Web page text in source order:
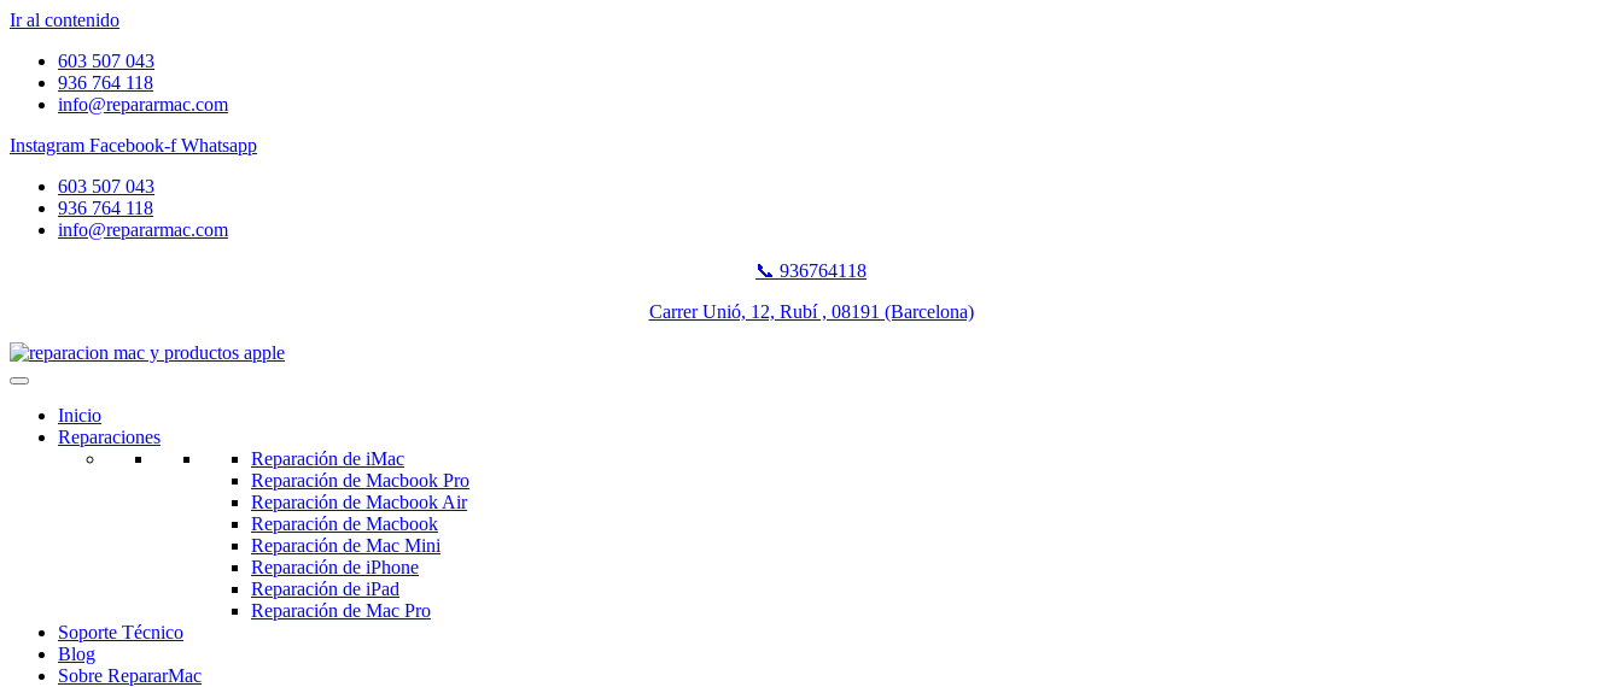
Ir al contenido
603 507 043
936 764 118
info@repararmac.com
Instagram Facebook-f Whatsapp
603 507 043
936 764 118
info@repararmac.com
📞 936764118
Carrer Unió, 12, Rubí , 08191 (Barcelona)
Inicio
Reparaciones
Reparación de iMac
Reparación de Macbook Pro
Reparación de Macbook Air
Reparación de Macbook
Reparación de Mac Mini
Reparación de iPhone
Reparación de iPad
Reparación de Mac Pro
Soporte Técnico
Blog
Sobre RepararMac